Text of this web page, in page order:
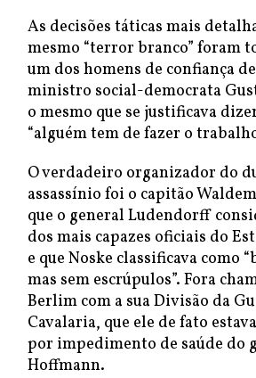
As decisões táticas mais
mesmo “terror branco” foram
um dos homens de confiança
ministro social-democrata
o mesmo que se justificava
“alguém tem de fazer o
O verdadeiro organizador do
assassínio foi o capitão
que o general Ludendorff
dos mais capazes oficiais do
e que Noske classificava como
mas sem escrúpulos”. Fora
Berlim com a sua Divisão da
Cavalaria, que ele de fato
por impedimento de saúde do
Hoffmann.